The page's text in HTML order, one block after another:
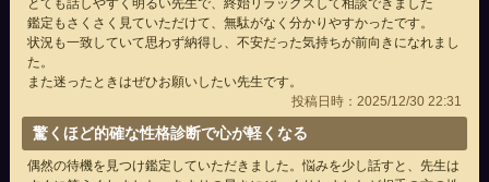
とても話しやすく明るい先生で、終始リラックスして相談できました
鑑定もさくさく見ていただけて、無駄がなく分かりやすかったです。
状況も一致していて思わず納得し、不安だった気持ちが前向きになれまし
た。
また迷ったときはぜひお願いしたい先生です。
投稿日時：2025/12/30 22:31
驚くほど的確な性格診断で心が軽くなる
偶然の待機を見つけ鑑定していただきました。悩みを少し話すと、先生は